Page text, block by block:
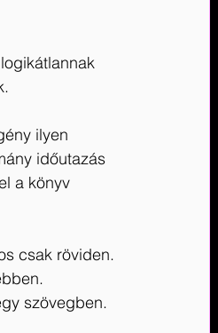
ilyen
időutazás
a könyv
csak röviden.
szövegben.